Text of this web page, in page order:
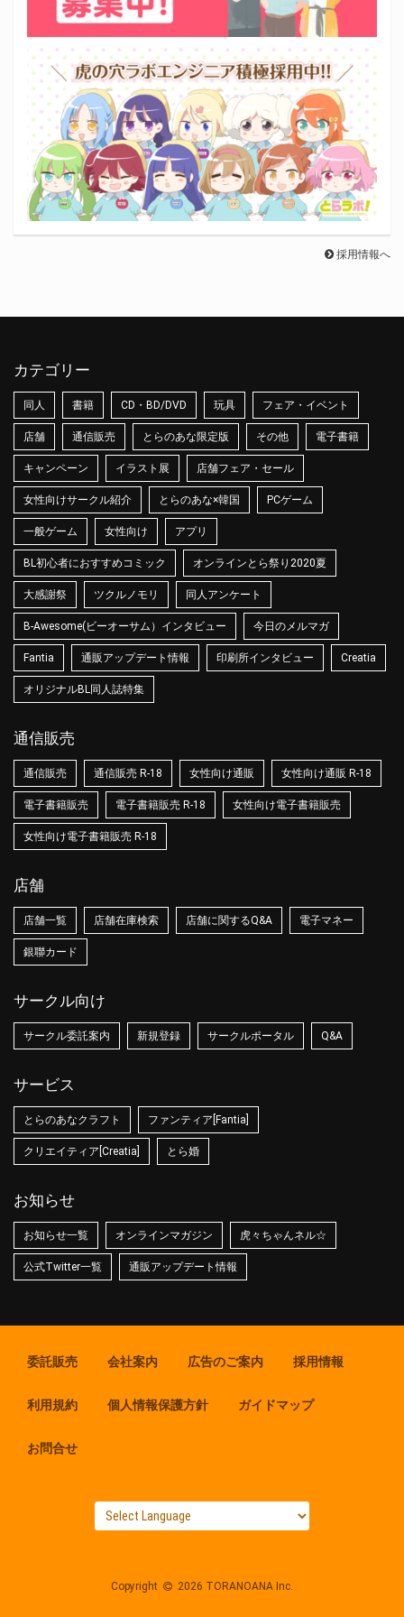
採用情報へ
カテゴリー
同人 書籍 CD・BD/DVD 玩具 フェア・イベント
店舗 通信販売 とらのあな限定版 その他 電子書籍
キャンペーン イラスト展 店舗フェア・セール
女性向けサークル紹介 とらのあな×韓国 PCゲーム
一般ゲーム 女性向け アプリ
BL初心者におすすめコミック オンラインとら祭り2020夏
大感謝祭 ツクルノモリ 同人アンケート
B-Awesome(ビーオーサム）インタビュー 今日のメルマガ
Fantia 通販アップデート情報 印刷所インタビュー Creatia
オリジナルBL同人誌特集
通信販売
通信販売 通信販売 R-18 女性向け通販 女性向け通販 R-18
電子書籍販売 電子書籍販売 R-18 女性向け電子書籍販売
女性向け電子書籍販売 R-18
店舗
店舗一覧 店舗在庫検索 店舗に関するQ&A 電子マネー
銀聯カード
サークル向け
サークル委託案内 新規登録 サークルポータル Q&A
サービス
とらのあなクラフト ファンティア[Fantia]
クリエイティア[Creatia] とら婚
お知らせ
お知らせ一覧 オンラインマガジン 虎々ちゃんネル☆
公式Twitter一覧 通販アップデート情報
委託販売 会社案内 広告のご案内 採用情報
利用規約 個人情報保護方針 ガイドマップ
お問合せ
Copyright 2026 TORANOANA Inc.